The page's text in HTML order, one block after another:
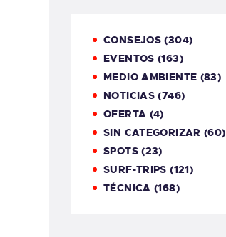
CONSEJOS (304)
EVENTOS (163)
MEDIO AMBIENTE (83)
NOTICIAS (746)
OFERTA (4)
SIN CATEGORIZAR (60)
SPOTS(23)
SURF-TRIPS (121)
TÉCNICA (168)